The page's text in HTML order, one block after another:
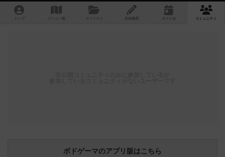
トップ ゲーム一覧 マイリスト 投稿履歴 ボ ドゲ コミュニティ
ボドゲーマのアプリ版はこちら